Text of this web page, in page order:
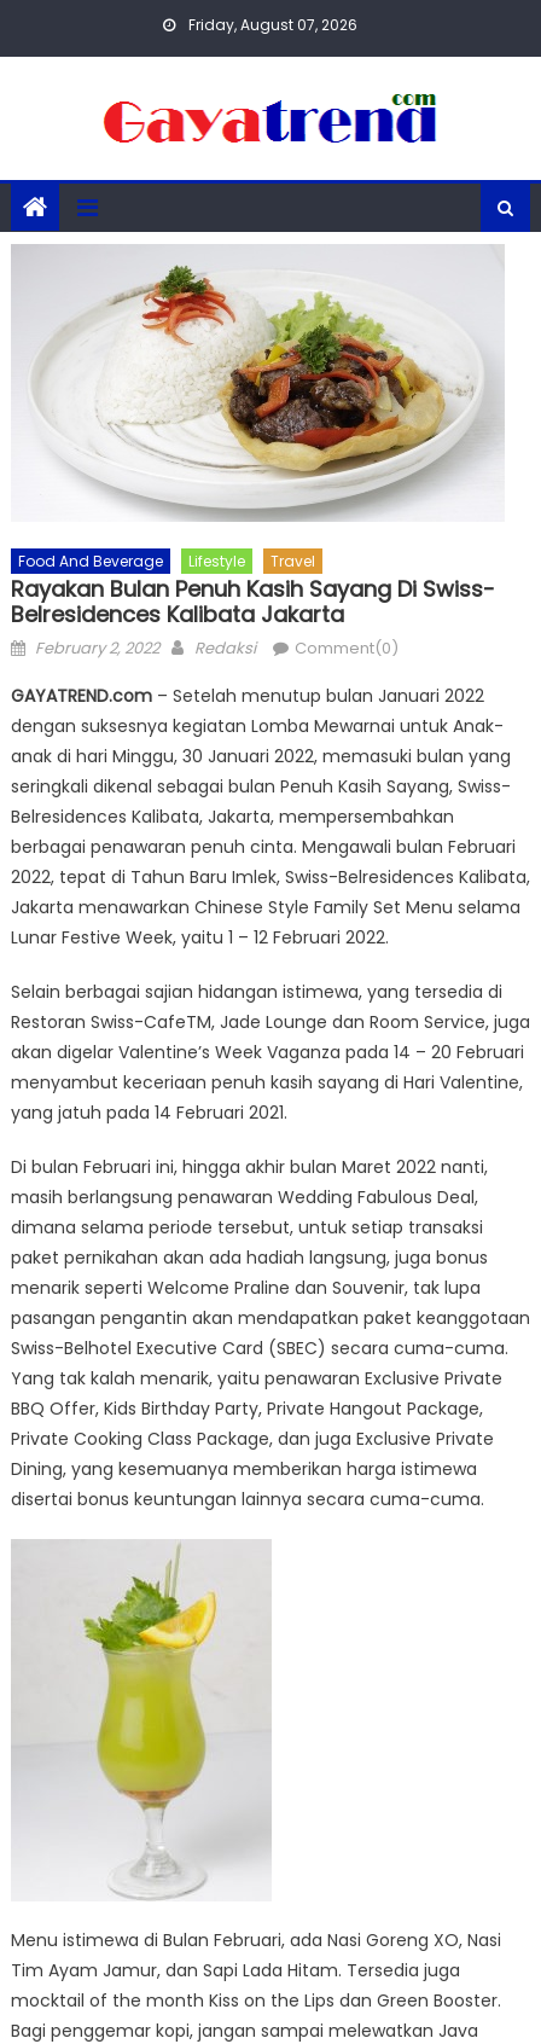
Friday, August 07, 2026
Food And Beverage Lifestyle Travel
Rayakan Bulan Penuh Kasih Sayang Di Swiss-
Belresidences Kalibata Jakarta
Posted
February 2, 2022 Author
Redaksi Comment(0)
GAYATREND.com– Setelah menutup bulan Januari 2022
dengan suksesnya kegiatan Lomba Mewarnai untuk Anak-
anak di hari Minggu, 30 Januari 2022, memasuki bulan yang
seringkali dikenal sebagai bulan Penuh Kasih Sayang, Swiss-
Belresidences Kalibata, Jakarta, mempersembahkan
berbagai penawaran penuh cinta. Mengawali bulan Februari
2022, tepat di Tahun Baru Imlek, Swiss-Belresidences Kalibata,
Jakarta menawarkan Chinese Style Family Set Menu selama
Lunar Festive Week, yaitu 1 – 12 Februari 2022.
Selain berbagai sajian hidangan istimewa, yang tersedia di
Restoran Swiss-CafeTM, Jade Lounge dan Room Service, juga
akan digelar Valentine’s Week Vaganza pada 14 – 20 Februari
menyambut keceriaan penuh kasih sayang di Hari Valentine,
yang jatuh pada 14 Februari 2021.
Di bulan Februari ini, hingga akhir bulan Maret 2022 nanti,
masih berlangsung penawaran Wedding Fabulous Deal,
dimana selama periode tersebut, untuk setiap transaksi
paket pernikahan akan ada hadiah langsung, juga bonus
menarik seperti Welcome Praline dan Souvenir, tak lupa
pasangan pengantin akan mendapatkan paket keanggotaan
Swiss-Belhotel Executive Card (SBEC) secara cuma-cuma.
Yang tak kalah menarik, yaitu penawaran Exclusive Private
BBQ Offer, Kids Birthday Party, Private Hangout Package,
Private Cooking Class Package, dan juga Exclusive Private
Dining, yang kesemuanya memberikan harga istimewa
disertai bonus keuntungan lainnya secara cuma-cuma.
Menu istimewa di Bulan Februari, ada Nasi Goreng XO, Nasi
Tim Ayam Jamur, dan Sapi Lada Hitam. Tersedia juga
mocktail of the month Kiss on the Lips dan Green Booster.
Bagi penggemar kopi, jangan sampai melewatkan Java